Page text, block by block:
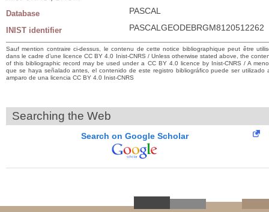
Database PASCAL
INIST identifier PASCALGEODEBRGM8120512262
Sauf mention contraire ci-dessus, le contenu de cette notice bibliographique peut être
dans le cadre d’une licence CC BY 4.0 Inist-CNRS / Unless otherwise stated above, the
of this bibliographic record may be used under a CC BY 4.0 licence by Inist-CNRS / A
que se haya señalado antes, el contenido de este registro bibliográfico puede ser utilizado
amparo de una licencia CC BY 4.0 Inist-CNRS
Searching the Web
Search on Google Scholar